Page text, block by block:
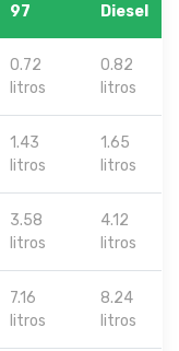
97
Diesel
0.72
litros
0.82
litros
1.43
litros
1.65
litros
3.58
litros
4.12
litros
7.16
litros
8.24
litros